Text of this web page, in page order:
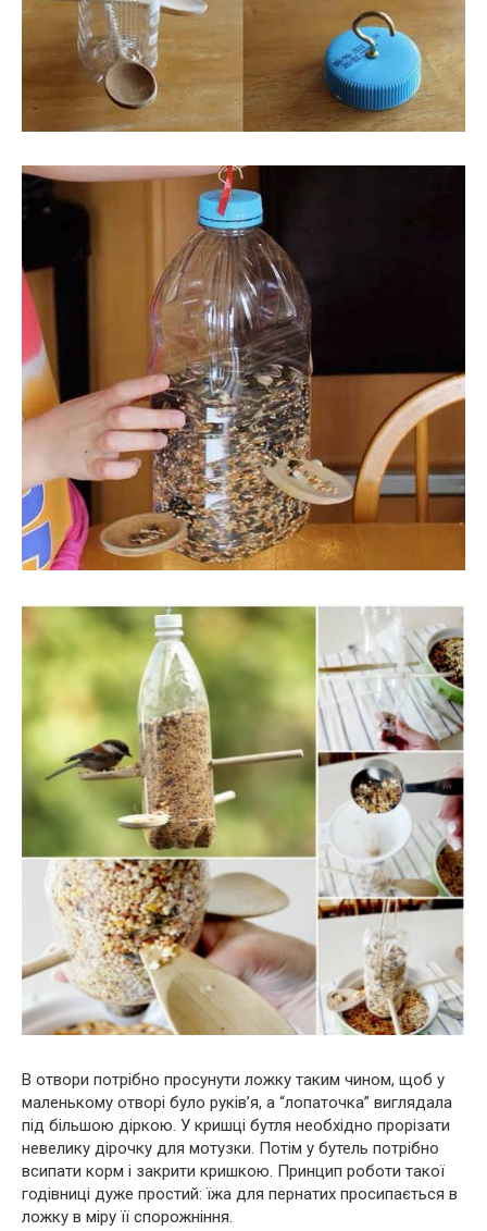
В отвори потрібно просунути ложку таким чином, щоб у
маленькому отворі було руків’я, а “лопаточка” виглядала
під більшою діркою. У кришці бутля необхідно прорізати
невелику дірочку для мотузки. Потім у бутель потрібно
всипати корм і закрити кришкою. Принцип роботи такої
годівниці дуже простий: їжа для пернатих просипається в
ложку в міру її спорожніння.